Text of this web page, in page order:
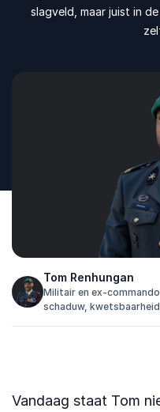
slagveld, maar juist in
Tom Renhungan
Militair en ex-
schaduw,
Vandaag staat Tom